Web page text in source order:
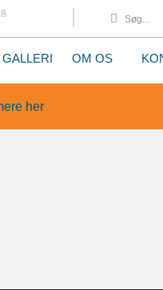
GALLERI OM OS
her